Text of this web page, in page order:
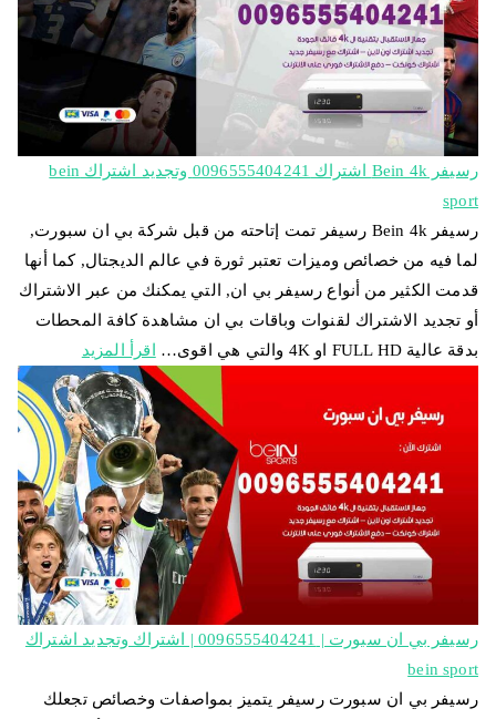
رسيفر Bein 4k اشتراك 0096555404241 وتجديد اشتراك bein
sport
رسيفر Bein 4k رسيفر تمت إتاحته من قبل شركة بي ان سبورت,
لما فيه من خصائص وميزات تعتبر ثورة في عالم الديجتال, كما أنها
قدمت الكثير من أنواع رسيفر بي ان, التي يمكنك من عبر الاشتراك
أو تجديد الاشتراك لقنوات وباقات بي ان مشاهدة كافة المحطات
بدقة عالية FULL HD او 4K والتي هي اقوى…
اقرأ المزيد
رسيفر بي ان سبورت | 0096555404241 | اشتراك وتجديد اشتراك
bein sport
رسيفر بي ان سبورت رسيفر يتميز بمواصفات وخصائص تجعلك